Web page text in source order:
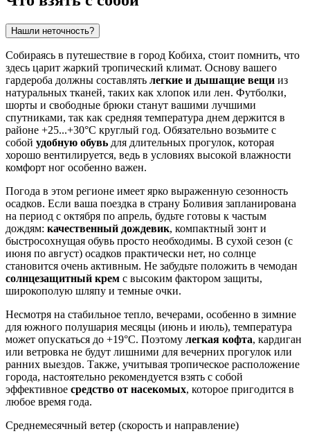
Нашли неточность?
Собираясь в путешествие в город Кобиха, стоит помнить, что
здесь царит жаркий тропический климат. Основу вашего
гардероба должны составлять легкие и дышащие вещи из
натуральных тканей, таких как хлопок или лен. Футболки,
шорты и свободные брюки станут вашими лучшими
спутниками, так как средняя температура днем держится в
районе +25...+30°C круглый год. Обязательно возьмите с
собой удобную обувь для длительных прогулок, которая
хорошо вентилируется, ведь в условиях высокой влажности
комфорт ног особенно важен.
Погода в этом регионе имеет ярко выраженную сезонность
осадков. Если ваша поездка в страну Боливия запланирована
на период с октября по апрель, будьте готовы к частым
дождям: качественный дождевик, компактный зонт и
быстросохнущая обувь просто необходимы. В сухой сезон (с
июня по август) осадков практически нет, но солнце
становится очень активным. Не забудьте положить в чемодан
солнцезащитный крем с высоким фактором защиты,
широкополую шляпу и темные очки.
Несмотря на стабильное тепло, вечерами, особенно в зимние
для южного полушария месяцы (июнь и июль), температура
может опускаться до +19°C. Поэтому легкая кофта, кардиган
или ветровка не будут лишними для вечерних прогулок или
ранних выездов. Также, учитывая тропическое расположение
города, настоятельно рекомендуется взять с собой
эффективное средство от насекомых, которое пригодится в
любое время года.
Среднемесячный ветер (скорость и направление)